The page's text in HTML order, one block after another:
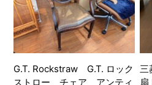
G.T. Rockstraw G.T. ロック
ストロー チェア アンティ
三